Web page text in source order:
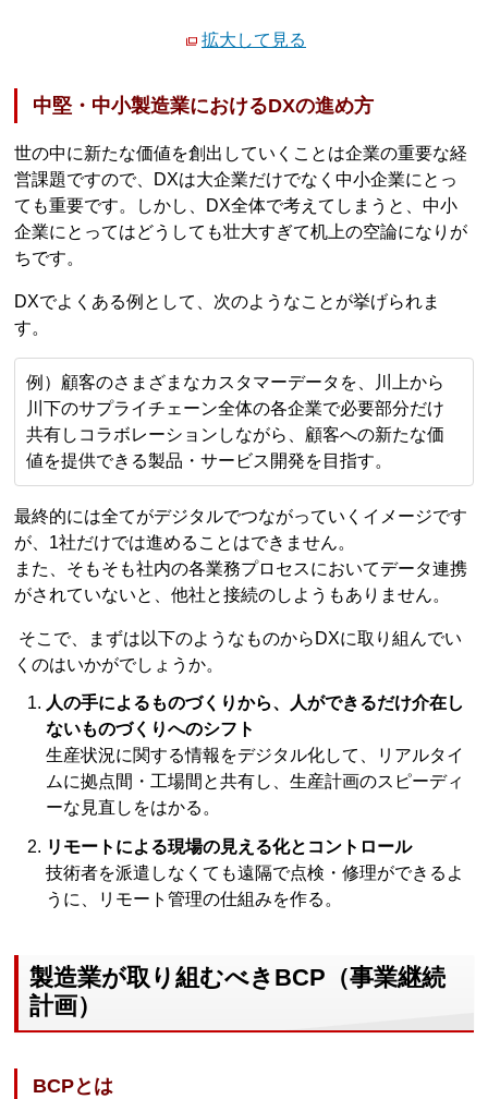
拡大して見る
中堅・中小製造業におけるDXの進め方
世の中に新たな価値を創出していくことは企業の重要な経
営課題ですので、DXは大企業だけでなく中小企業にとっ
ても重要です。しかし、DX全体で考えてしまうと、中小
企業にとってはどうしても壮大すぎて机上の空論になりが
ちです。
DXでよくある例として、次のようなことが挙げられま
す。
例）顧客のさまざまなカスタマーデータを、川上から
川下のサプライチェーン全体の各企業で必要部分だけ
共有しコラボレーションしながら、顧客への新たな価
値を提供できる製品・サービス開発を目指す。
最終的には全てがデジタルでつながっていくイメージです
が、1社だけでは進めることはできません。
また、そもそも社内の各業務プロセスにおいてデータ連携
がされていないと、他社と接続のしようもありません。
そこで、まずは以下のようなものからDXに取り組んでい
くのはいかがでしょうか。
人の手によるものづくりから、人ができるだけ介在し
ないものづくりへのシフト
生産状況に関する情報をデジタル化して、リアルタイ
ムに拠点間・工場間と共有し、生産計画のスピーディ
ーな見直しをはかる。
リモートによる現場の見える化とコントロール
技術者を派遣しなくても遠隔で点検・修理ができるよ
うに、リモート管理の仕組みを作る。
製造業が取り組むべきBCP（事業継続
計画）
BCPとは